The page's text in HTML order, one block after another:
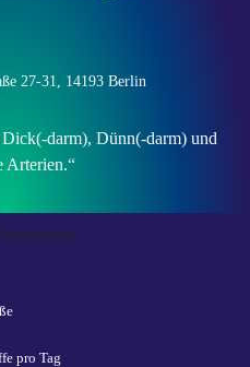
27-31, 14193 Berlin
darm), Dünn(-darm) und
Arterien.“
pro Tag